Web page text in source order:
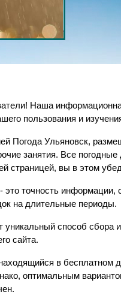
Наша
пользования и
Погода Ульяновск,
занятия. Все
страницей, вы в этом
точность информации,
на длительные периоды.
способ сбора
сайта.
в бесплатном
оптимальным